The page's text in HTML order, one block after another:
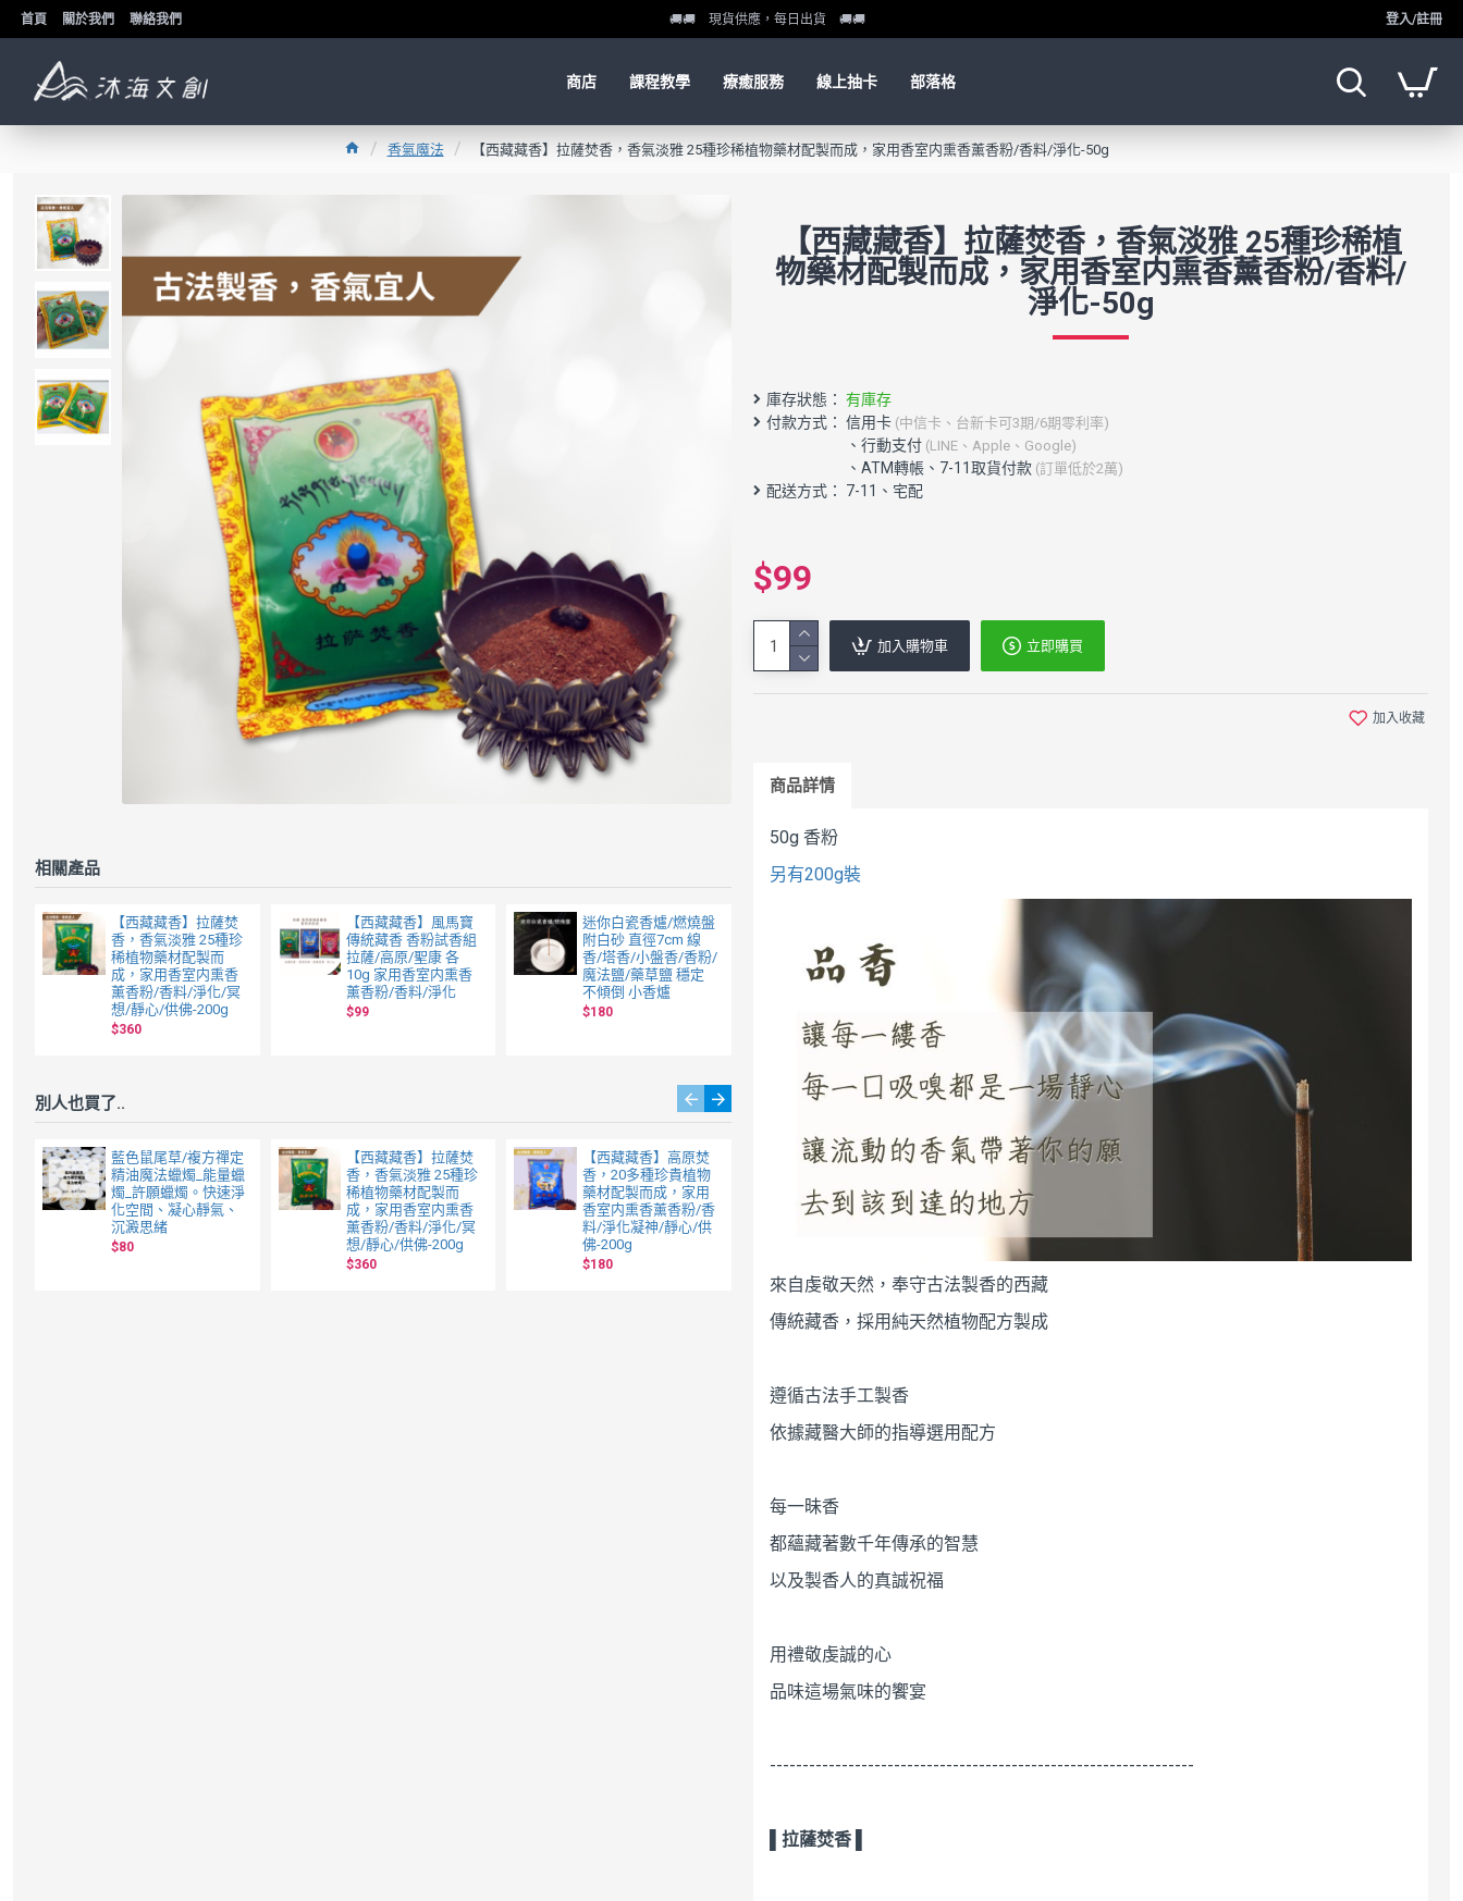
首頁 關於我們 聯絡我們 🚚🚚 現貨供應，每日出貨 🚚🚚 登入/註冊
商店 課程教學 療癒服務 線上抽卡 部落格
香氣魔法 【西藏藏香】拉薩焚香，香氣淡雅 25種珍稀植物藥材配製而成，家用香室内熏香薰香粉/香料/淨化-50g
相關產品
【西藏藏香】拉薩焚
香，香氣淡雅 25種珍
稀植物藥材配製而
成，家用香室内熏香
薰香粉/香料/淨化/冥
想/靜心/供佛-200g
$360
【西藏藏香】風馬寶
傳統藏香 香粉試香組
拉薩/高原/聖康 各
10g 家用香室内熏香
薰香粉/香料/淨化
$99
迷你白瓷香爐/燃燒盤
附白砂 直徑7cm 線
香/塔香/小盤香/香粉/
魔法鹽/藥草鹽 穩定
不傾倒 小香爐
$180
別人也買了..
藍色鼠尾草/複方禪定
精油魔法蠟燭_能量蠟
燭_許願蠟燭。快速淨
化空間、凝心靜氣、
沉澱思緒
$80
【西藏藏香】拉薩焚
香，香氣淡雅 25種珍
稀植物藥材配製而
成，家用香室内熏香
薰香粉/香料/淨化/冥
想/靜心/供佛-200g
$360
【西藏藏香】高原焚
香，20多種珍貴植物
藥材配製而成，家用
香室内熏香薰香粉/香
料/淨化凝神/靜心/供
佛-200g
$180
【西藏藏香】聖康焚
藥材配製而成，家用
香室内熏香薰香粉/香
【西藏手工小頌缽】
【西藏藏香】拉薩焚香，香氣淡雅 25種珍稀植
物藥材配製而成，家用香室内熏香薰香粉/香料/
淨化-50g
庫存狀態： 有庫存
付款方式： 信用卡 (中信卡、台新卡可3期/6期零利率)
配送方式： 7-11、宅配
$99
加入購物車 立即購買
加入收藏
商品詳情
50g 香粉
另有200g裝
來自虔敬天然，奉守古法製香的西藏
傳統藏香，採用純天然植物配方製成
遵循古法手工製香
依據藏醫大師的指導選用配方
每一昧香
都蘊藏著數千年傳承的智慧
以及製香人的真誠祝福
用禮敬虔誠的心
品味這場氣味的饗宴
-----------------------------------------------------------------
▌拉薩焚香 ▌